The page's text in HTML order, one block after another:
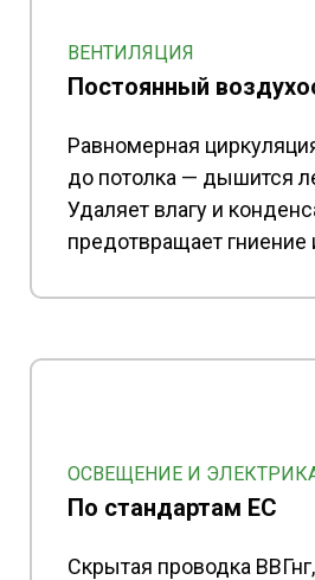
Равномерная
до потолка — дышится
Удаляет влагу и
предотвращает гниение
Постоянный
ВЕНТИЛЯЦИЯ
Скрытая проводка
По стандартам ЕС
ОСВЕЩЕНИЕ И